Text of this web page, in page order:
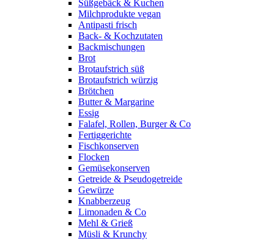
Süßgebäck & Kuchen
Milchprodukte vegan
Antipasti frisch
Back- & Kochzutaten
Backmischungen
Brot
Brotaufstrich süß
Brotaufstrich würzig
Brötchen
Butter & Margarine
Essig
Falafel, Rollen, Burger & Co
Fertiggerichte
Fischkonserven
Flocken
Gemüsekonserven
Getreide & Pseudogetreide
Gewürze
Knabberzeug
Limonaden & Co
Mehl & Grieß
Müsli & Krunchy